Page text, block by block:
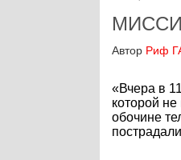
Автор Риф
«Вчера в
которой
обочине